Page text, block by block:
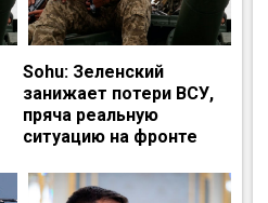
Sohu: Зеленский
занижает потери ВСУ,
пряча реальную
ситуацию на фронте